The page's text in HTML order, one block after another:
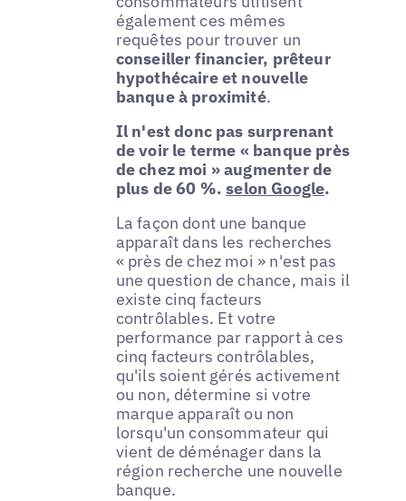
également ces mêmes
requêtes pour trouver un
conseiller financier, prêteur
hypothécaire et nouvelle
banque à proximité.
Il n'est donc pas surprenant
de voir le terme « banque près
de chez moi » augmenter de
plus de 60 %.selon Google.
La façon dont une banque
apparaît dans les recherches
« près de chez moi » n'est pas
une question de chance, mais il
existe cinq facteurs
contrôlables. Et votre
performance par rapport à ces
cinq facteurs contrôlables,
qu'ils soient gérés activement
ou non, détermine si votre
marque apparaît ou non
lorsqu'un consommateur qui
vient de déménager dans la
région recherche une nouvelle
banque.